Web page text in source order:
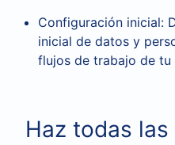
Configuración inicial:
inicial de datos y
flujos de trabajo de tu
Haz todas